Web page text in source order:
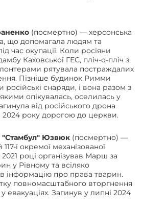
(посмертно) — херсонська
що допомагала людям та
час окупації. Коли росіяни
Каховської ГЕС, пліч-о-пліч з
рятувала постраждалих
Пізніше будинок Римми
російські снаряди, і вона разом з
опікувалась, оселилась у
від російського дрона
2024 року дорогою до церкви.
"Стамбул" Юзвюк (посмертно) —
ї окремої механізованої
році організував Марш за
у Рівному та всіляко
інформацію про права тварин.
повномасштабного вторгнення
евакуаціях. Загинув у липні 2024